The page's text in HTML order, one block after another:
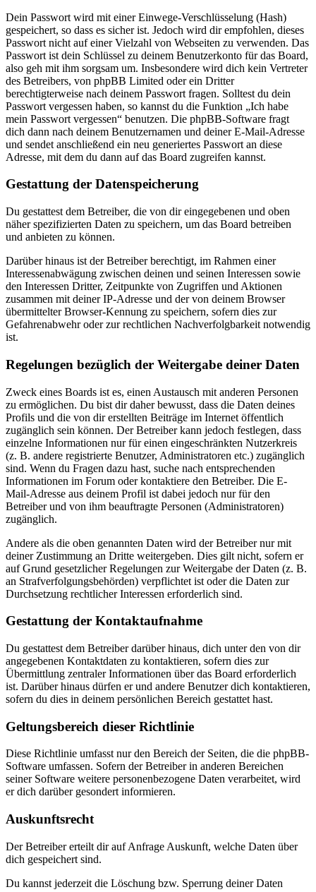
Dein Passwort wird mit einer Einwege-Verschlüsselung (Hash)
gespeichert, so dass es sicher ist. Jedoch wird dir empfohlen, dieses
Passwort nicht auf einer Vielzahl von Webseiten zu verwenden. Das
Passwort ist dein Schlüssel zu deinem Benutzerkonto für das Board,
also geh mit ihm sorgsam um. Insbesondere wird dich kein Vertreter
des Betreibers, von phpBB Limited oder ein Dritter
berechtigterweise nach deinem Passwort fragen. Solltest du dein
Passwort vergessen haben, so kannst du die Funktion „Ich habe
mein Passwort vergessen“ benutzen. Die phpBB-Software fragt
dich dann nach deinem Benutzernamen und deiner E-Mail-Adresse
und sendet anschließend ein neu generiertes Passwort an diese
Adresse, mit dem du dann auf das Board zugreifen kannst.
Gestattung der Datenspeicherung
Du gestattest dem Betreiber, die von dir eingegebenen und oben
näher spezifizierten Daten zu speichern, um das Board betreiben
und anbieten zu können.
Darüber hinaus ist der Betreiber berechtigt, im Rahmen einer
Interessenabwägung zwischen deinen und seinen Interessen sowie
den Interessen Dritter, Zeitpunkte von Zugriffen und Aktionen
zusammen mit deiner IP-Adresse und der von deinem Browser
übermittelter Browser-Kennung zu speichern, sofern dies zur
Gefahrenabwehr oder zur rechtlichen Nachverfolgbarkeit notwendig
ist.
Regelungen bezüglich der Weitergabe deiner Daten
Zweck eines Boards ist es, einen Austausch mit anderen Personen
zu ermöglichen. Du bist dir daher bewusst, dass die Daten deines
Profils und die von dir erstellten Beiträge im Internet öffentlich
zugänglich sein können. Der Betreiber kann jedoch festlegen, dass
einzelne Informationen nur für einen eingeschränkten Nutzerkreis
(z. B. andere registrierte Benutzer, Administratoren etc.) zugänglich
sind. Wenn du Fragen dazu hast, suche nach entsprechenden
Informationen im Forum oder kontaktiere den Betreiber. Die E-
Mail-Adresse aus deinem Profil ist dabei jedoch nur für den
Betreiber und von ihm beauftragte Personen (Administratoren)
zugänglich.
Andere als die oben genannten Daten wird der Betreiber nur mit
deiner Zustimmung an Dritte weitergeben. Dies gilt nicht, sofern er
auf Grund gesetzlicher Regelungen zur Weitergabe der Daten (z. B.
an Strafverfolgungsbehörden) verpflichtet ist oder die Daten zur
Durchsetzung rechtlicher Interessen erforderlich sind.
Gestattung der Kontaktaufnahme
Du gestattest dem Betreiber darüber hinaus, dich unter den von dir
angegebenen Kontaktdaten zu kontaktieren, sofern dies zur
Übermittlung zentraler Informationen über das Board erforderlich
ist. Darüber hinaus dürfen er und andere Benutzer dich kontaktieren,
sofern du dies in deinem persönlichen Bereich gestattet hast.
Geltungsbereich dieser Richtlinie
Diese Richtlinie umfasst nur den Bereich der Seiten, die die phpBB-
Software umfassen. Sofern der Betreiber in anderen Bereichen
seiner Software weitere personenbezogene Daten verarbeitet, wird
er dich darüber gesondert informieren.
Auskunftsrecht
Der Betreiber erteilt dir auf Anfrage Auskunft, welche Daten über
dich gespeichert sind.
Du kannst jederzeit die Löschung bzw. Sperrung deiner Daten